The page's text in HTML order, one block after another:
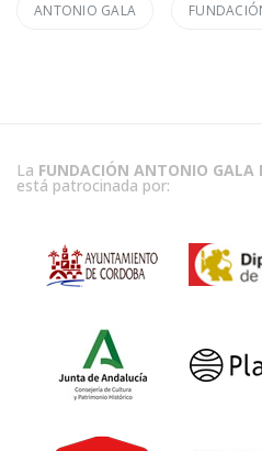
ANTONIO GALA
La FUNDACIÓN ANTONIO GALA
está patrocinada por: